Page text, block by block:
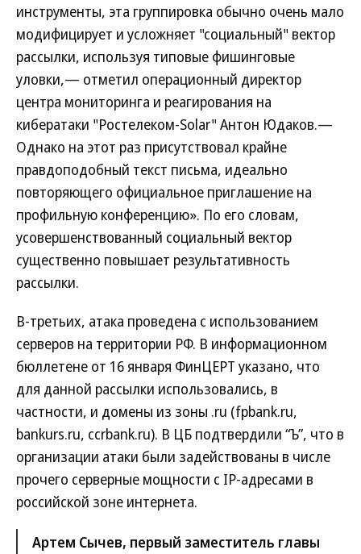
инструменты, эта группировка обычно очень мало
модифицирует и усложняет "социальный" вектор
рассылки, используя типовые фишинговые
уловки,— отметил операционный директор
центра мониторинга и реагирования на
кибератаки "Ростелеком-Solar" Антон Юдаков.—
Однако на этот раз присутствовал крайне
правдоподобный текст письма, идеально
повторяющего официальное приглашение на
профильную конференцию». По его словам,
усовершенствованный социальный вектор
существенно повышает результативность
рассылки.
В-третьих, атака проведена с использованием
серверов на территории РФ. В информационном
бюллетене от 16 января ФинЦЕРТ указано, что
для данной рассылки использовались, в
частности, и домены из зоны .ru (fpbank.ru,
bankurs.ru, ccrbank.ru). В ЦБ подтвердили “Ъ”, что в
организации атаки были задействованы в числе
прочего серверные мощности с IP-адресами в
российской зоне интернета.
Артем Сычев, первый заместитель главы